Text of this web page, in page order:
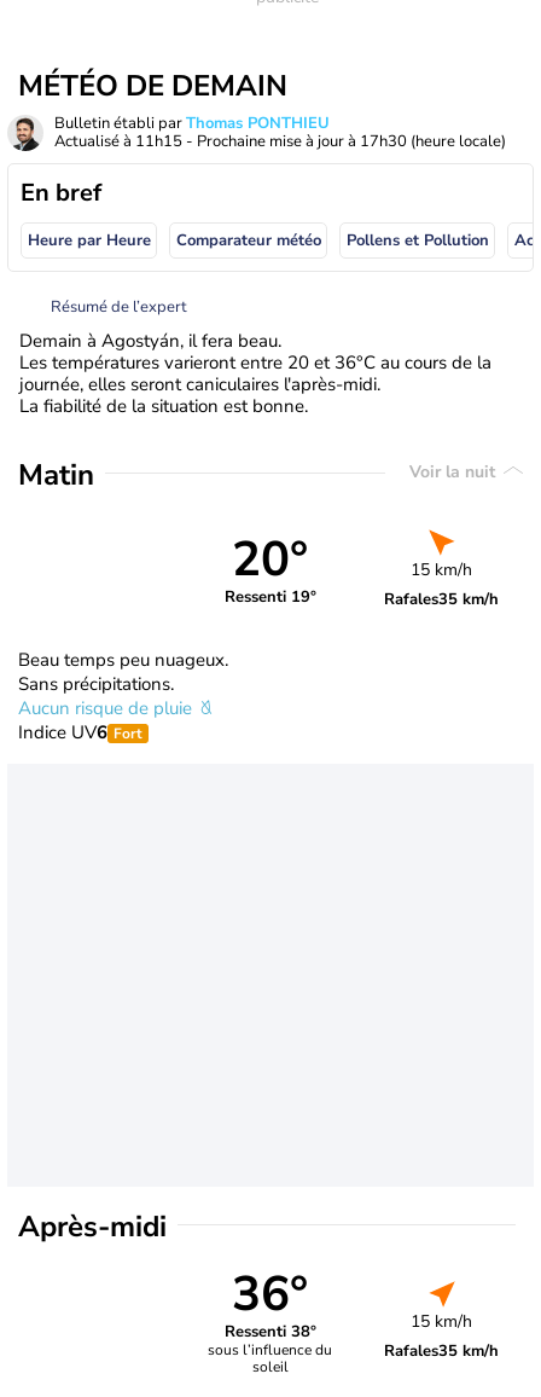
MÉTÉO DE DEMAIN
Bulletin établi parThomas PONTHIEU
Actualisé à 11h15 - Prochaine mise à jour à 17h30 (heure locale)
En bref
Heure par Heure Comparateur météo Pollens et Pollution
Résumé de l’expert
Demain à Agostyán, il fera beau.
Les températures varieront entre 20 et 36°C au cours de la
journée, elles seront caniculaires l'après-midi.
La fiabilité de la situation est bonne.
Matin Voir la nuit
20°
Ressenti 19°
15 km/h
Rafales35 km/h
Beau temps peu nuageux.
Sans précipitations.
Aucun risque de pluie
Indice UV6 Fort
Après-midi
36°
Ressenti 38°
sous l’influence du
soleil
15 km/h
Rafales35 km/h